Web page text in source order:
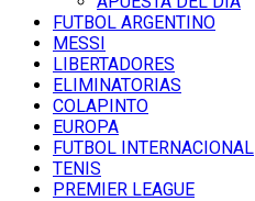
FUTBOL ARGENTINO
MESSI
LIBERTADORES
ELIMINATORIAS
COLAPINTO
EUROPA
FUTBOL INTERNACIONAL
TENIS
PREMIER LEAGUE